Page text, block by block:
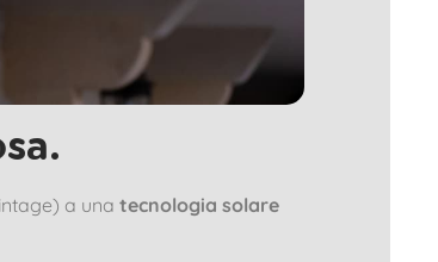
a una tecnologia solare